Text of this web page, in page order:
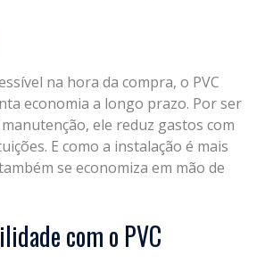
na hora da compra, o PVC
economia a longo prazo. Por ser
ele reduz gastos com
E como a instalação é mais
se economiza em mão de
com o PVC